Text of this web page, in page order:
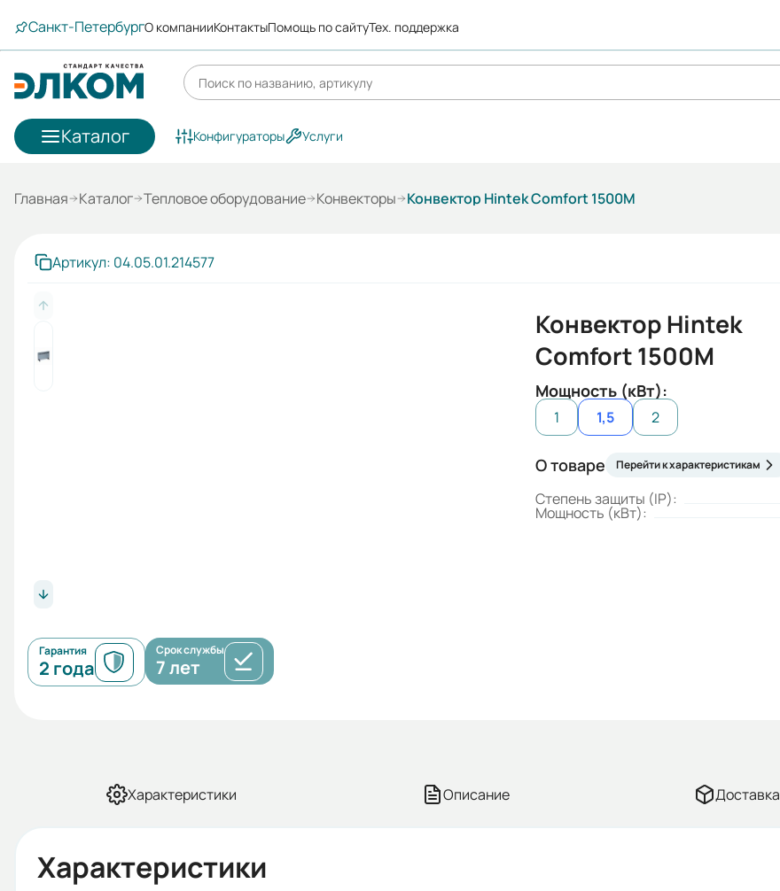
Санкт-ПетербургО компанииКонтактыПомощь по сайтуТех. поддержка
Каталог Конфигураторы Услуги
Главная Каталог Тепловое оборудование Конвекторы Конвектор Hintek Comfort 1500M
Артикул: 04.05.01.214577
Гарантия
2 года
Срок службы
7 лет
Конвектор Hintek
Comfort 1500M
Мощность (кВт):
1 1,5 2
О товаре Перейти к характеристикам
Степень защиты (IP):
Мощность (кВт):
Характеристики Описание Доставка
Характеристики